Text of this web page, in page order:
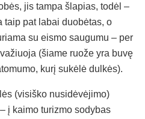
jis tampa šlapias, todėl –
taip pat labai duobėtas, o
su eismo saugumu – per
(šiame ruože yra buvę
kurį sukėlė dulkės).
(visiško nusidėvėjimo)
į kaimo turizmo sodybas